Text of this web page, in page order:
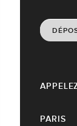
PARIS